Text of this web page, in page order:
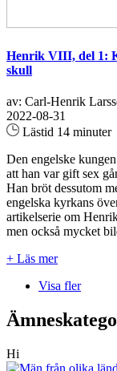
Henrik VIII, del 1:
skull
av: Carl-Henrik
2022-08-31
Lästid 14 minuter
Den engelske
att han var gift sex
Han bröt dessutom
engelska kyrkans
artikelserie om
men också mycket
+ Läs mer
Visa fler
Hi